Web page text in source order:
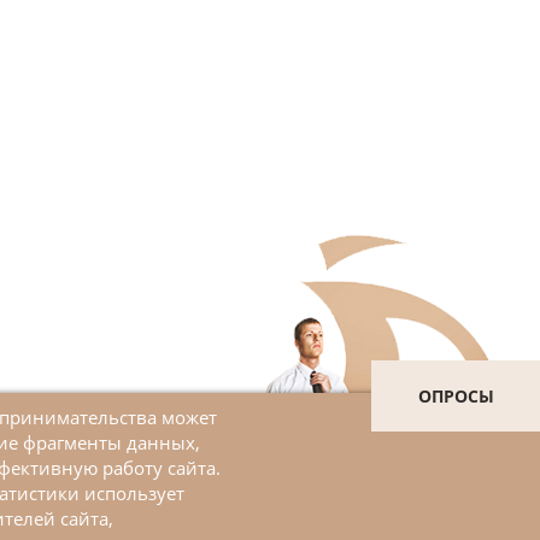
Войти в личный кабинет
ЗАДАТЬ ВОПРОС
ОПРОСЫ
может
фрагменты данных,
работу сайта.
использует
сайта,